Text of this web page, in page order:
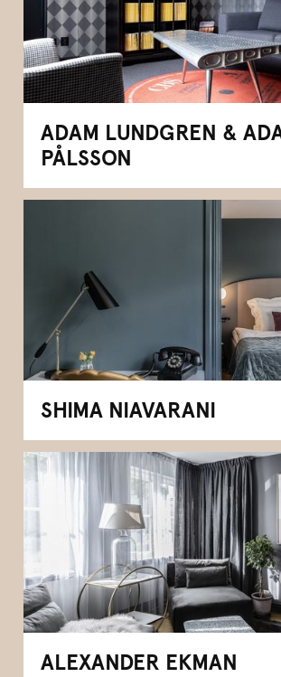
ADAM LUNDGREN &
PÅLSSON
SHIMA NIAVARANI
ALEXANDER EKMAN